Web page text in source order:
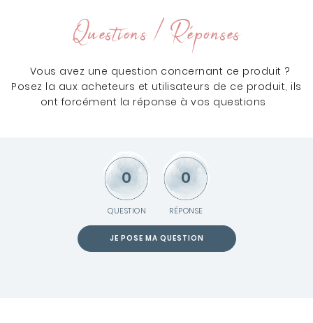
Questions / Réponses
Vous avez une question concernant ce produit ?
Posez la aux acheteurs et utilisateurs de ce produit, ils
ont forcément la réponse à vos questions
0
QUESTION
0
RÉPONSE
JE POSE MA QUESTION